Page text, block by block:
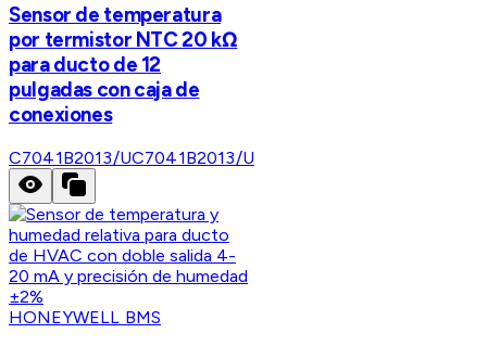
Sensor de temperatura
por termistor NTC 20 kΩ
para ducto de 12
pulgadas con caja de
conexiones
C7041B2013/UC7041B2013/U
HONEYWELL BMS